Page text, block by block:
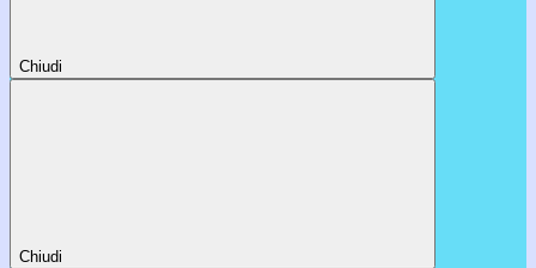
Chiudi
Chiudi